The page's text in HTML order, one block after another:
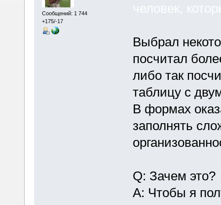
Сообщений: 1 744
+175/-17
человек,
Выбрал
посчитал
либо так
таблицу с
В формах
заполнять
Q: Зачем это?
A: Чтобы я